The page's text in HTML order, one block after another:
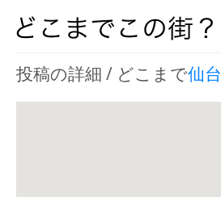
投稿の詳細 / どこまで仙台